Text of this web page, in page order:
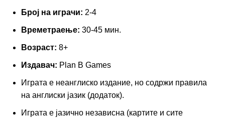
Броj на играчи: 2-4
Времетраење: 30-45 мин.
Возраст: 8+
Издавач: Plan B Games
Играта е неанглиско издание, но содржи правила
на англиски јазик (додаток).
Играта е јазично независна (картите и сите